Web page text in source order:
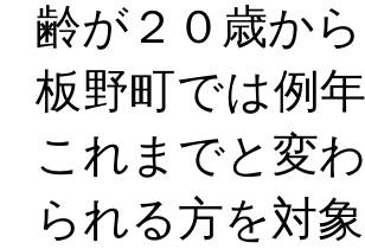
齢が２０歳か
板野町では例
これまでと変
られる方を対